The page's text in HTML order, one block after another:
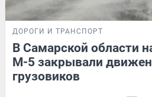
ДОРОГИ И ТРАНСПОРТ
В Самарской области
М-5 закрывали
грузовиков